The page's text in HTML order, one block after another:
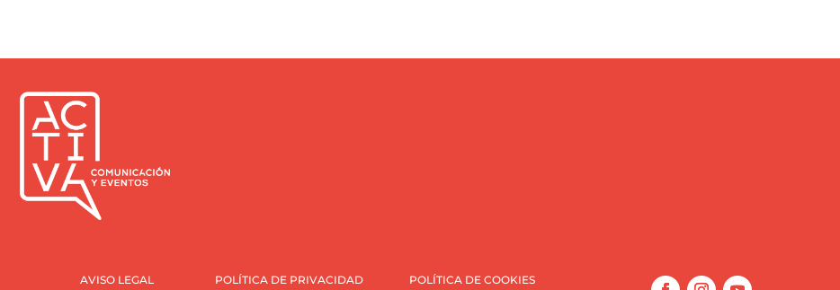
AVISO LEGAL POLÍTICA DE PRIVACIDAD POLÍTICA DE COOKIES